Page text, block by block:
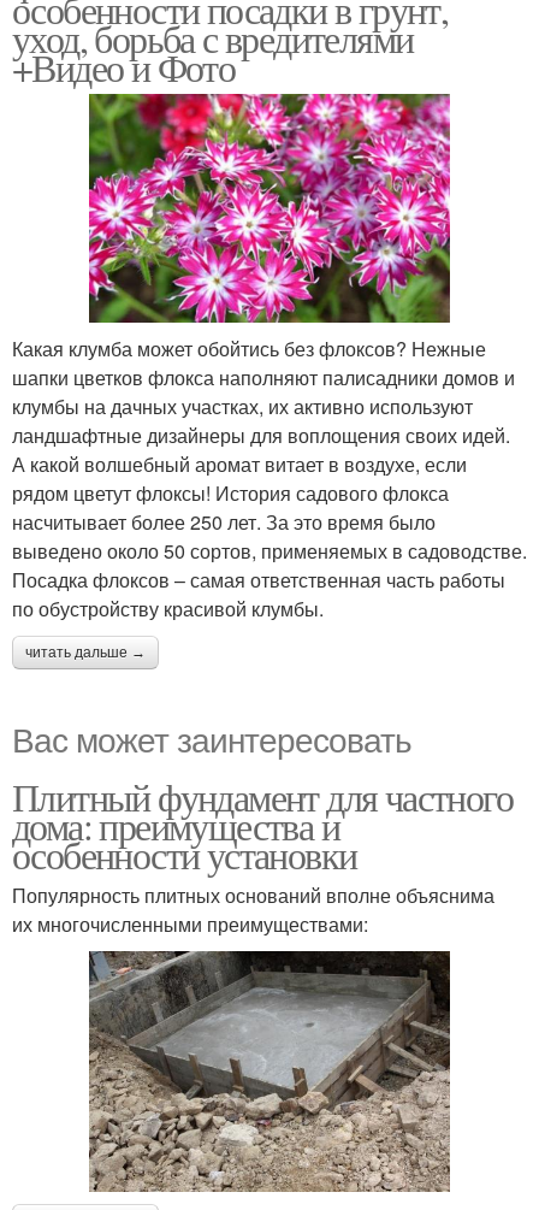
уход, борьба с вредителями
+Видео и Фото
Какая клумба может обойтись без флоксов? Нежные
шапки цветков флокса наполняют палисадники домов и
клумбы на дачных участках, их активно используют
ландшафтные дизайнеры для воплощения своих идей.
А какой волшебный аромат витает в воздухе, если
рядом цветут флоксы! История садового флокса
насчитывает более 250 лет. За это время было
выведено около 50 сортов, применяемых в садоводстве.
Посадка флоксов – самая ответственная часть работы
по обустройству красивой клумбы.
читать дальше →
Вас может заинтересовать
Плитный фундамент для частного
дома: преимущества и
особенности установки
Популярность плитных оснований вполне объяснима
их многочисленными преимуществами: